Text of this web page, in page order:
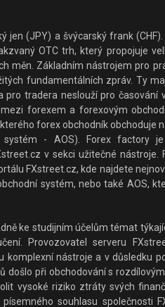
jen (JPY) a švýcarský frank
OTC trh, který propojuje
měn. Základním nástrojem pro
fundamentálních zpráv. Ty
tradera neslouží pro časování
forexem a forexovým
forex obchodník obchoduje
- AOS). Forex factory
v sekci užitečné nástroje.
FXstreet.cz, kde najdete
systém, nebo také AOS,
ke studijním účelům témat
Provozovatel serveru
nástroje a v důsledku
při obchodování s
vysoké riziko ztráty svých
souhlasu společnosti